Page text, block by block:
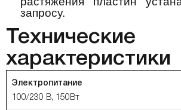
запросу.
Технические
характеристики
Электропитание
100/230 В, 150Вт